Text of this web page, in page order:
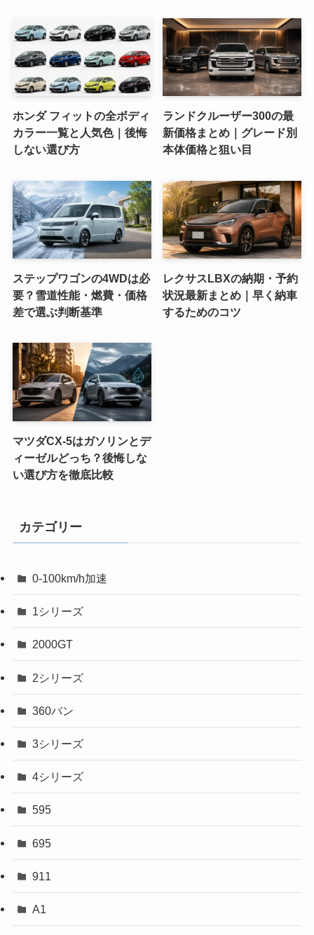
ホンダ フィットの全ボディ
カラー一覧と人気色｜後悔
しない選び方
ランドクルーザー300の最
新価格まとめ｜グレード別
本体価格と狙い目
ステップワゴンの4WDは必
要？雪道性能・燃費・価格
差で選ぶ判断基準
レクサスLBXの納期・予約
状況最新まとめ｜早く納車
するためのコツ
マツダCX-5はガソリンとデ
ィーゼルどっち？後悔しな
い選び方を徹底比較
カテゴリー
0-100km/h加速
1シリーズ
2000GT
2シリーズ
360バン
3シリーズ
4シリーズ
595
695
911
A1